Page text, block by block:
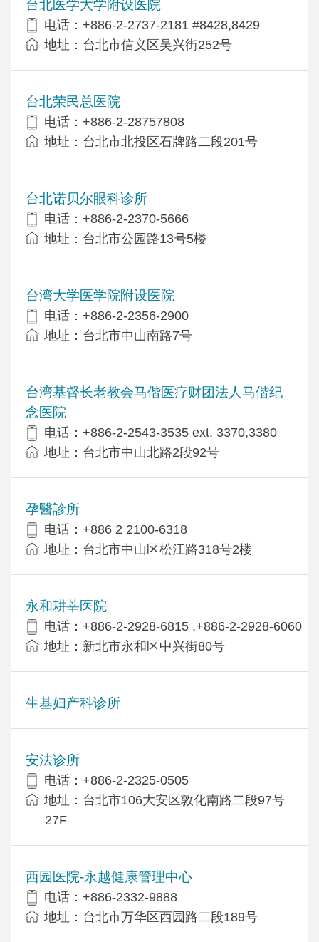
台北医学大学附设医院
电话：+886-2-2737-2181 #8428,8429
地址：台北市信义区吴兴街252号
台北荣民总医院
电话：+886-2-28757808
地址：台北市北投区石牌路二段201号
台北诺贝尔眼科诊所
电话：+886-2-2370-5666
地址：台北市公园路13号5楼
台湾大学医学院附设医院
电话：+886-2-2356-2900
地址：台北市中山南路7号
台湾基督长老教会马偕医疗财团法人马偕纪
念医院
电话：+886-2-2543-3535 ext. 3370,3380
地址：台北市中山北路2段92号
孕醫診所
电话：+886 2 2100-6318
地址：台北市中山区松江路318号2楼
永和耕莘医院
电话：+886-2-2928-6815 ,+886-2-2928-6060
地址：新北市永和区中兴街80号
生基妇产科诊所
安法诊所
电话：+886-2-2325-0505
地址：台北市106大安区敦化南路二段97号
27F
西园医院-永越健康管理中心
电话：+886-2332-9888
地址：台北市万华区西园路二段189号